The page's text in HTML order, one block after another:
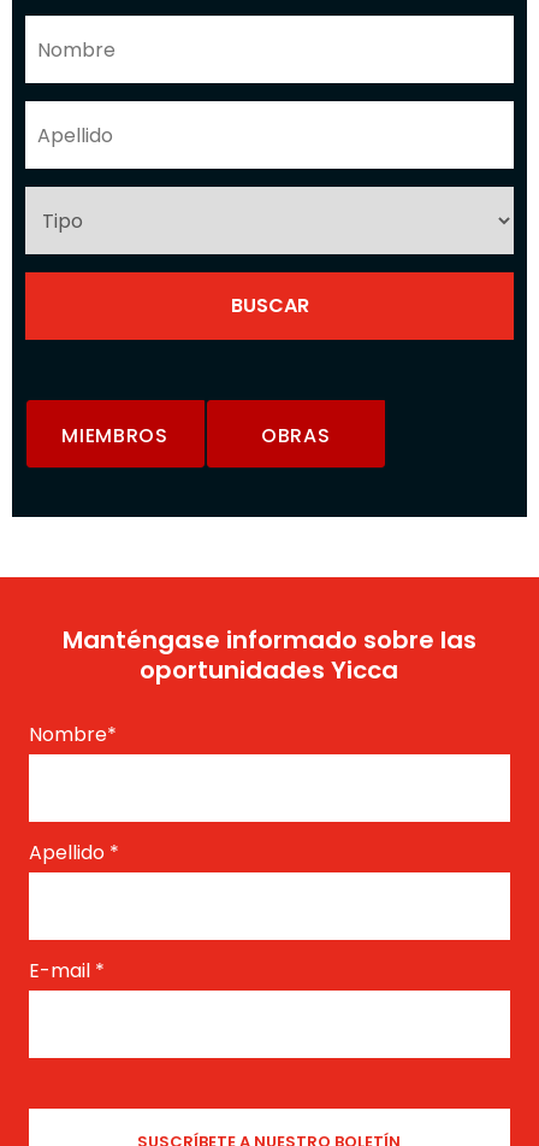
MIEMBROS OBRAS
Manténgase informado sobre las
oportunidades Yicca
Nombre*
Apellido *
E-mail *